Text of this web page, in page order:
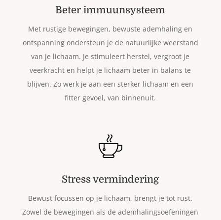
Beter immuunsysteem
Met rustige bewegingen, bewuste ademhaling en
ontspanning ondersteun je de natuurlijke weerstand
van je lichaam. Je stimuleert herstel, vergroot je
veerkracht en helpt je lichaam beter in balans te
blijven. Zo werk je aan een sterker lichaam en een
fitter gevoel, van binnenuit.
Stress vermindering
Bewust focussen op je lichaam, brengt je tot rust.
Zowel de bewegingen als de ademhalingsoefeningen